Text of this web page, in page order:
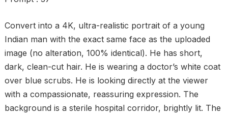
Convert into a 4K, ultra-realistic portrait of a young
Indian man with the exact same face as the uploaded
image (no alteration, 100% identical). He has short,
dark, clean-cut hair. He is wearing a doctor’s white coat
over blue scrubs. He is looking directly at the viewer
with a compassionate, reassuring expression. The
background is a sterile hospital corridor, brightly lit. The